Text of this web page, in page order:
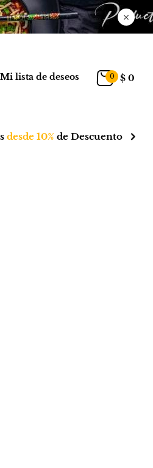
Mi lista de deseos 0 $ 0
desde 10% de Descuento